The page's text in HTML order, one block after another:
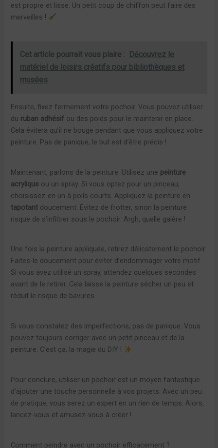
est propre et lisse. Un petit coup de chiffon peut faire des
merveilles !
Cet article pourrait vous plaire :
Découvrez le
matériel de loisirs créatifs pour bibliothèques et
musées
Ensuite, fixez fermement votre pochoir. Vous pouvez utiliser
du ruban adhésif ou des poids pour le maintenir en place.
Cela évitera qu’il ne bouge pendant que vous appliquez votre
peinture. Pas de panique, le but est d’être précis !
Maintenant, parlons de la peinture. Utilisez une peinture
acrylique ou un spray. Si vous optez pour un pinceau,
choisissez-en un à poils courts. Appliquez la peinture en
tapotant doucement. Évitez de frotter, sinon la peinture
risque de s’infiltrer sous le pochoir. Argh, quelle galère !
Une fois la peinture appliquée, retirez délicatement le pochoir.
Faites-le doucement pour éviter d’endommager votre motif.
Si vous avez utilisé un spray, attendez quelques secondes
avant de le retirer. Cela laisse la peinture sécher un peu et
réduit le risque de bavures.
Si vous constatez des imperfections, pas de panique. Vous
pouvez toujours corriger avec un petit pinceau et de la
peinture. C’est ça, la magie du DIY !
Pour conclure, utiliser un pochoir est un moyen fantastique
d’ajouter une touche personnelle à vos projets. Avec un peu
de pratique, vous serez un expert en un rien de temps. Alors,
lancez-vous et amusez-vous à créer !
Comment peindre avec un pochoir efficacement ?